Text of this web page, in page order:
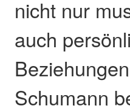
nicht nur
auch
Schumann